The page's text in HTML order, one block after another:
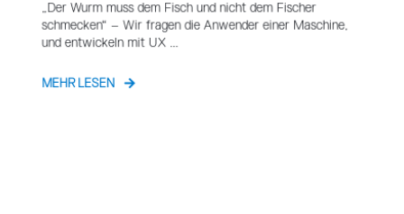
„Der Wurm muss dem Fisch und nicht dem Fischer
schmecken“ – Wir fragen die Anwender einer Maschine,
und entwickeln mit UX ...
MEHR LESEN